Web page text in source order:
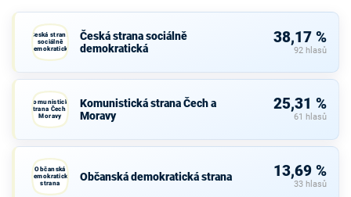
Česká strana
sociálně
demokratická
Česká strana sociálně
demokratická
38,17 %
92 hlasů
Komunistická
strana Čech a
Moravy
Komunistická strana Čech a
Moravy
25,31 %
61 hlasů
Občanská
demokratická
strana
Občanská demokratická strana 13,69 %
33 hlasů